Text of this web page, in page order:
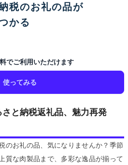
税のお礼の品が
かる
でご利用いただけます
使ってみる
と納税返礼品、魅力再発
のお礼の品、気になりませんか？季節
質な肉製品まで、多彩な逸品が揃って